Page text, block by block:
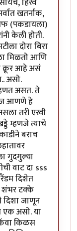
खतर्नाक,
(पकडायला)
केली होती.
दोरा बिरा
मिळतो आणि
क्रूर आहे असं
असो.
असत. ते
आणणे हे
तरी एरवी
म्हणजे त्याचे
बराच
गुदगुल्या
वाट दा sss
दिशेत
शंभर टक्के
दिशा जाणून
एक असो. या
किळस